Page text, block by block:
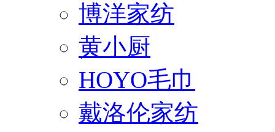
博洋家纺
黄小厨
HOYO毛巾
戴洛伦家纺